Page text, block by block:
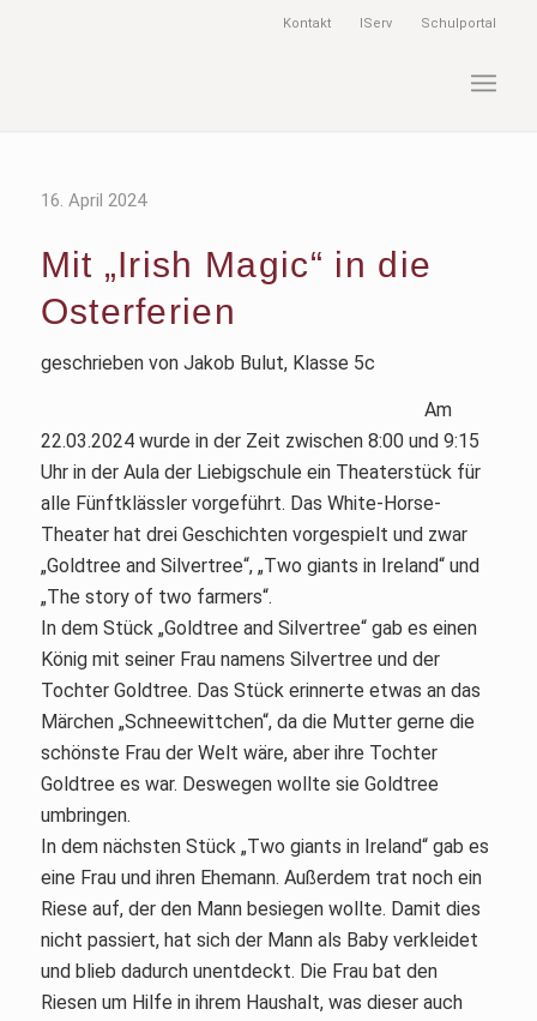
Kontakt IServ Schulportal
16. April 2024
Mit „Irish Magic“ in die
Osterferien
geschrieben von Jakob Bulut, Klasse 5c
Am
22.03.2024 wurde in der Zeit zwischen 8:00 und 9:15
Uhr in der Aula der Liebigschule ein Theaterstück für
alle Fünftklässler vorgeführt. Das White-Horse-
Theater hat drei Geschichten vorgespielt und zwar
„Goldtree and Silvertree“, „Two giants in Ireland“ und
„The story of two farmers“.
In dem Stück „Goldtree and Silvertree“ gab es einen
König mit seiner Frau namens Silvertree und der
Tochter Goldtree. Das Stück erinnerte etwas an das
Märchen „Schneewittchen“, da die Mutter gerne die
schönste Frau der Welt wäre, aber ihre Tochter
Goldtree es war. Deswegen wollte sie Goldtree
umbringen.
In dem nächsten Stück „Two giants in Ireland“ gab es
eine Frau und ihren Ehemann. Außerdem trat noch ein
Riese auf, der den Mann besiegen wollte. Damit dies
nicht passiert, hat sich der Mann als Baby verkleidet
und blieb dadurch unentdeckt. Die Frau bat den
Riesen um Hilfe in ihrem Haushalt, was dieser auch